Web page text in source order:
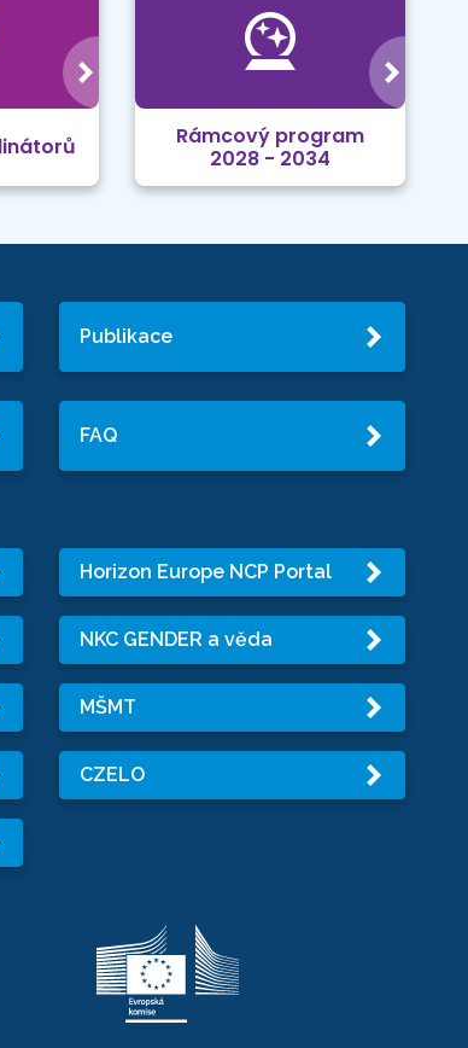
Rámcový program
2028 - 2034
Publikace
FAQ
Horizon Europe NCP Portal
NKC GENDER a věda
MŠMT
CZELO